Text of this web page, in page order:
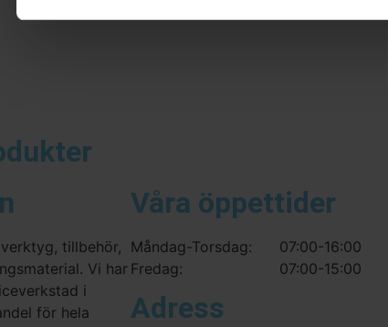
tillbehör,
Vi har
i
för hela
Våra öppettider
Måndag-Torsdag:
Fredag:
07:00-16:00
07:00-15:00
Adress